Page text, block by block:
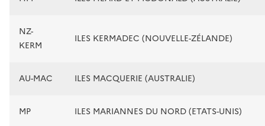
NZ-
KERM
ILES KERMADEC (NOUVELLE-ZÉLANDE)
AU-MAC ILES MACQUERIE (AUSTRALIE)
MP ILES MARIANNES DU NORD (ETATS-UNIS)